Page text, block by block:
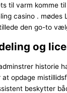
til varm komme
casino . mødes
den go-to
og
historie
opdage
beskytter